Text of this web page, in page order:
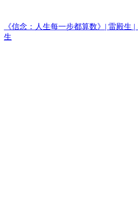
《信念：人生每一步都算数》| 雷殿生
生